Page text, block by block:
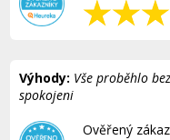
Výhody: Vše proběhlo
spokojeni
Ověřený